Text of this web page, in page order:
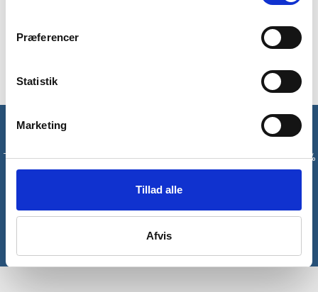
Præferencer
Statistik
Marketing
Tillad alle
Afvis
gør jakken nem og praktisk at have med hvis du skal på tur.
fronten, og en hætte som kan spændes ind. Derudover er
Tilmeld dig vores nyhedsbrev og modtag med det samme en 10%
rabatkode til din første ordre*
Tilmeld